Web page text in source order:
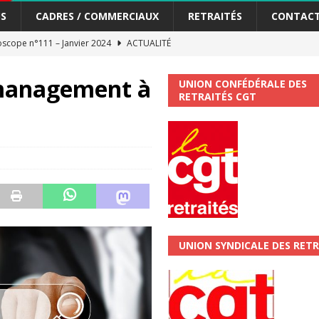
CADRES / COMMERCIAUX RETRAITÉS
n°111 – Janvier 2024
ACTUALITÉ
et…. des augmentations pour les salariéS !!!
de développement de la Direction Commerciale DDCE/Télévente :
Sociales et Culturelles : Un droit, pas un cadeau !
n°126
AUTRES TRACTS
à
UNION CONFÉDÉRALE DES
RETRAITÉS CGT
UNION SYNDICALE DES